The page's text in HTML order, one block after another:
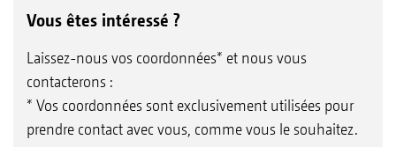
Vous êtes intéressé ?
Laissez-nous vos coordonnées* et nous vous
contacterons :
* Vos coordonnées sont exclusivement utilisées pour
prendre contact avec vous, comme vous le souhaitez.